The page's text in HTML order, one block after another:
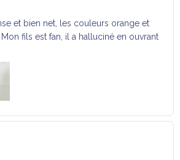
et bien net, les couleurs orange et
fils est fan, il a halluciné en ouvrant